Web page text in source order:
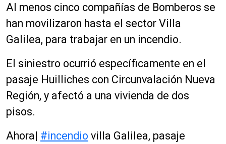
Al menos cinco compañías de Bomberos se
han movilizaron hasta el sector Villa
Galilea, para trabajar en un incendio.
El siniestro ocurrió específicamente en el
pasaje Huilliches con Circunvalación Nueva
Región, y afectó a una vivienda de dos
pisos.
Ahora| #incendio villa Galilea, pasaje